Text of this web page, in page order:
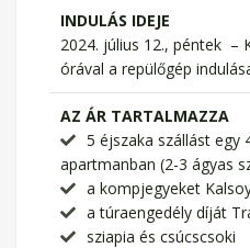
INDULÁS IDEJE
2024. július 12., péntek –
órával a repülőgép
AZ ÁR TARTALMAZZA
5 éjszaka szállást egy
apartmanban (2-3 ágyas
a kompjegyeket
a túraengedély díját
sziapia és csúcscsoki